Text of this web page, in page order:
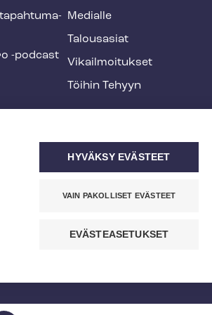
-podcast
Medialle
Talousasiat
Vi­kail­moi­tuk­set
Töihin Tehyyn
HYVÄKSY EVÄSTEET
VAIN PAKOLLISET EVÄSTEET
EVÄSTEASETUKSET